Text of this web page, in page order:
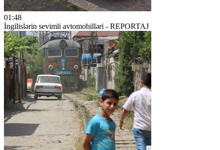
01:48
İngilislərin sevimli avtomobilləri - REPORTAJ